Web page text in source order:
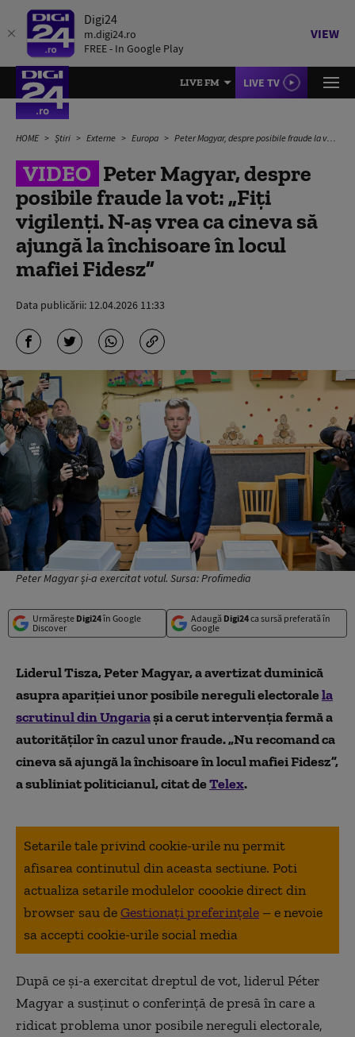
Digi24
m.digi24.ro
FREE - In Google Play
VIEW
LIVE FM LIVE TV
HOME Știri Externe Europa Peter Magyar, despre posibile fraude la vot: „Fiți vigilenți. N-aș vrea ca cineva să ajungă la închisoare în locul mafiei Fidesz”
VIDEO Peter Magyar, despre
posibile fraude la vot: „Fiți
vigilenți. N-aș vrea ca cineva să
ajungă la închisoare în locul
mafiei Fidesz”
Data publicării: 12.04.2026 11:33
Peter Magyar și-a exercitat votul. Sursa: Profimedia
Urmărește Digi24în Google
Discover
Adaugă Digi24ca sursă preferată în
Google
Liderul Tisza,Peter Magyar,a avertizat duminică
asupra apariției unor posibile nereguli electoralela
scrutinul din Ungariași a cerut intervenția fermă a
autorităților în cazul unor fraude. „Nu recomand ca
cineva să ajungă la închisoare în locul mafiei Fidesz”,
a subliniat politicianul, citat deTelex.
Setarile tale privind cookie-urile nu permit
afisarea continutul din aceasta sectiune. Poti
actualiza setarile modulelor coookie direct din
browser sau deGestionați preferințele – e nevoie
sa accepti cookie-urile social media
După ce și-a exercitat dreptul de vot, liderulPéter
Magyar a susținut o conferință de presă în care a
ridicat problema unor posibile nereguli electorale,